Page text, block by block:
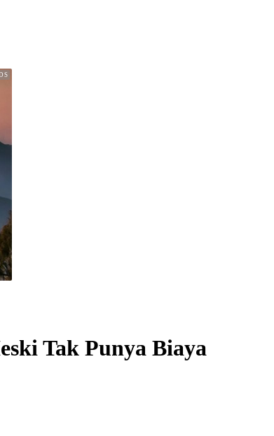
Tak Punya Biaya